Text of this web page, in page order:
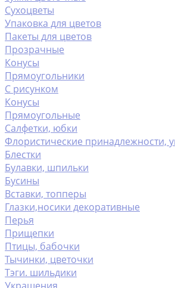
Сухоцветы
Упаковка для цветов
Пакеты для цветов
Прозрачные
Конусы
Прямоугольники
С рисунком
Конусы
Прямоугольные
Салфетки, юбки
Флористические принадлежности,
Блестки
Булавки, шпильки
Бусины
Вставки, топперы
Глазки,носики декоративные
Перья
Прищепки
Птицы, бабочки
Тычинки, цветочки
Тэги. шильдики